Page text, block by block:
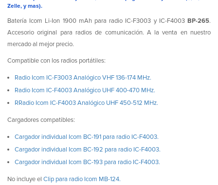
Zelle, y mas).
Batería Icom Li-Ion 1900 mAh para radio IC-F3003 y IC-F4003 BP-265.
Accesorio original para radios de comunicación. A la venta en nuestro
mercado al mejor precio.
Compatible con los radios portátiles:
Radio Icom IC-F3003 Analógico VHF 136-174 MHz.
Radio Icom IC-F4003 Analógico UHF 400-470 MHz.
RRadio Icom IC-F4003 Analógico UHF 450-512 MHz.
Cargadores compatibles:
Cargador individual Icom BC-191 para radio IC-F4003.
Cargador individual Icom BC-192 para radio IC-F4003.
Cargador individual Icom BC-193 para radio IC-F4003.
No incluye el Clip para radio Icom MB-124.